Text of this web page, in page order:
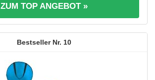
ZUM TOP ANGEBOT »
10